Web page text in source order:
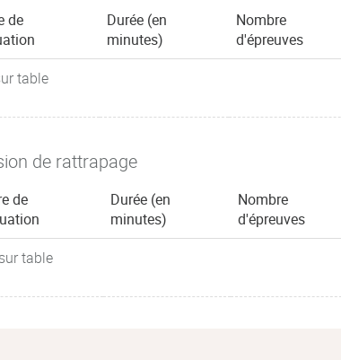
de
Durée (en
minutes)
Nombre
d'épreuves
table
de rattrapage
de
Durée (en
minutes)
Nombre
d'épreuves
table